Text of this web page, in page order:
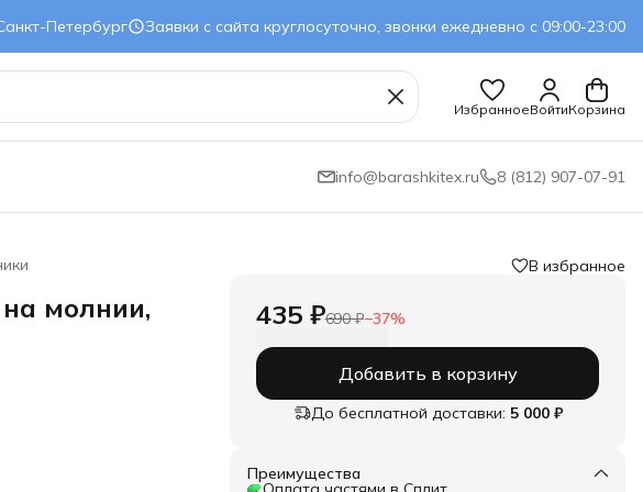
Петербург Заявки с сайта круглосуточно, звонки ежедневно с 09:00-23:00
ИзбранноеВойтиКорзина
info@barashkitex.ru 8 (812) 907-07-91
молнии,
В избранное
435 ₽690 ₽−37%
Добавить в корзину
До бесплатной доставки: 5 000 ₽
Преимущества